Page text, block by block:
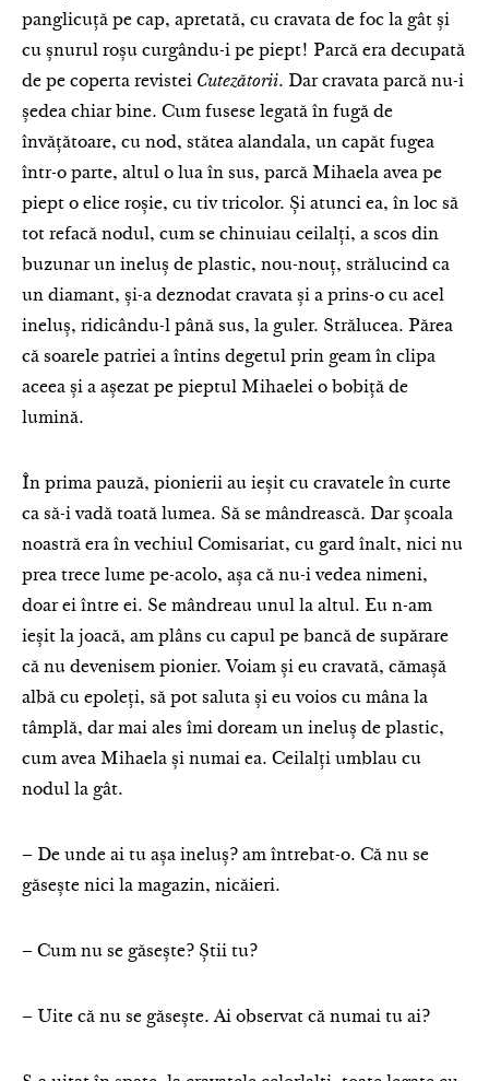
panglicuță pe cap, apretată, cu cravata de foc la gât și
cu șnurul roșu curgându-i pe piept! Parcă era decupată
de pe coperta revistei Cutezătorii. Dar cravata parcă nu-i
ședea chiar bine. Cum fusese legată în fugă de
învățătoare, cu nod, stătea alandala, un capăt fugea
într-o parte, altul o lua în sus, parcă Mihaela avea pe
piept o elice roșie, cu tiv tricolor. Și atunci ea, în loc să
tot refacă nodul, cum se chinuiau ceilalți, a scos din
buzunar un ineluș de plastic, nou-nouț, strălucind ca
un diamant, și-a deznodat cravata și a prins-o cu acel
ineluș, ridicându-l până sus, la guler. Strălucea. Părea
că soarele patriei a întins degetul prin geam în clipa
aceea și a așezat pe pieptul Mihaelei o bobiță de
lumină.
În prima pauză, pionierii au ieșit cu cravatele în curte
ca să-i vadă toată lumea. Să se mândrească. Dar școala
noastră era în vechiul Comisariat, cu gard înalt, nici nu
prea trece lume pe-acolo, așa că nu-i vedea nimeni,
doar ei între ei. Se mândreau unul la altul. Eu n-am
ieșit la joacă, am plâns cu capul pe bancă de supărare
că nu devenisem pionier. Voiam și eu cravată, cămașă
albă cu epoleți, să pot saluta și eu voios cu mâna la
tâmplă, dar mai ales îmi doream un ineluș de plastic,
cum avea Mihaela și numai ea. Ceilalți umblau cu
nodul la gât.
– De unde ai tu așa ineluș? am întrebat-o. Că nu se
găsește nici la magazin, nicăieri.
– Cum nu se găsește? Știi tu?
– Uite că nu se găsește. Ai observat că numai tu ai?